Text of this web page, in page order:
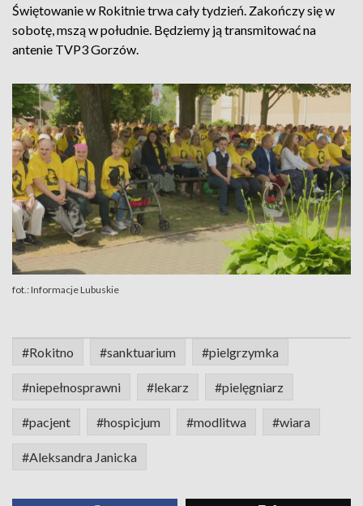
Świętowanie w Rokitnie trwa cały tydzień. Zakończy się w
sobotę, mszą w południe. Będziemy ją transmitować na
antenie TVP3 Gorzów.
fot.: Informacje Lubuskie
#Rokitno #sanktuarium #pielgrzymka
#niepełnosprawni #lekarz #pielęgniarz
#pacjent #hospicjum #modlitwa #wiara
#Aleksandra Janicka